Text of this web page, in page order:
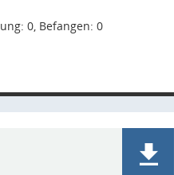
0, Befangen: 0